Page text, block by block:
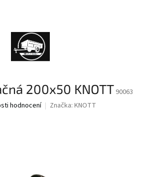
200x50 KNOTT 90063
hodnocení Značka: KNOTT